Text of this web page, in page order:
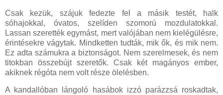
Csak kezük, szájuk fedezte fel a másik testét, halk
sóhajokkal, óvatos, szelíden szomorú mozdulatokkal.
Lassan szerették egymást, mert valójában nem kielégülésre,
érintésekre vágytak. Mindketten tudták, mik ők, és mik nem.
Ez adta számukra a biztonságot. Nem szerelmesek, és nem
titokban összebújt szeretők. Csak két magányos ember,
akiknek régóta nem volt része ölelésben.
A kandallóban lángoló hasábok izzó parázzsá roskadtak,